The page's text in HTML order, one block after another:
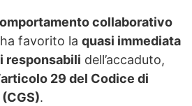
collaborativo
favorito la quasi immediata
responsabili dell’accaduto,
articolo 29 del Codice di
.